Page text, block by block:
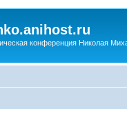
конференция Николая